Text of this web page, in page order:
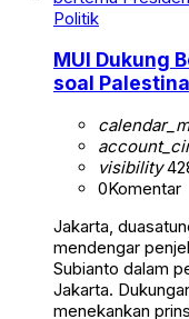
Politik
MUI Dukung
soal Palestina
visibility
0Komentar
Jakarta,
mendengar
Subianto dalam
Jakarta.
menekankan